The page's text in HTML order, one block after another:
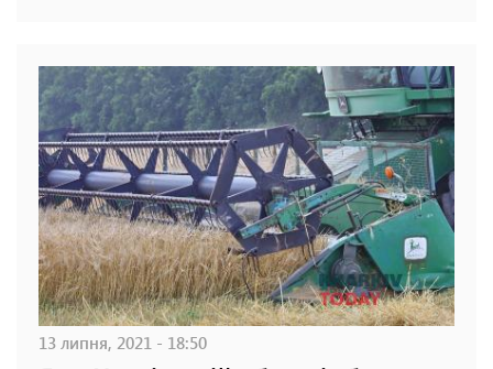
13 липня, 2021 - 18:50